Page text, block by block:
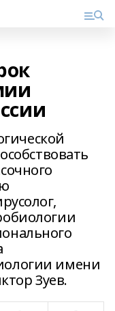
имени
Зуев.